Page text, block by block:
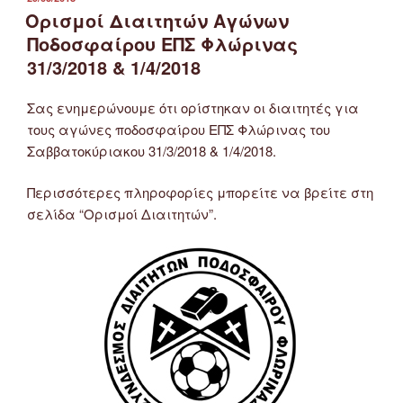
ΣΤΙΣ
Ορισμοί Διαιτητών Αγώνων
Ποδοσφαίρου ΕΠΣ Φλώρινας
31/3/2018 & 1/4/2018
Σας ενημερώνουμε ότι ορίστηκαν οι διαιτητές για
τους αγώνες ποδοσφαίρου ΕΠΣ Φλώρινας του
Σαββατοκύριακου 31/3/2018 & 1/4/2018.
Περισσότερες πληροφορίες μπορείτε να βρείτε στη
σελίδα “Ορισμοί Διαιτητών”.